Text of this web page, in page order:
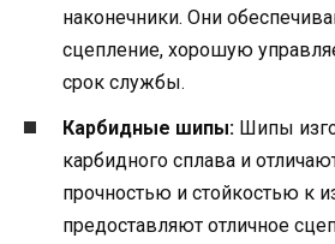
наконечники. Они
сцепление, хорошую
срок службы.
Карбидные шипы: Шипы
карбидного сплава и
прочностью и стойкостью к
предоставляют отличное